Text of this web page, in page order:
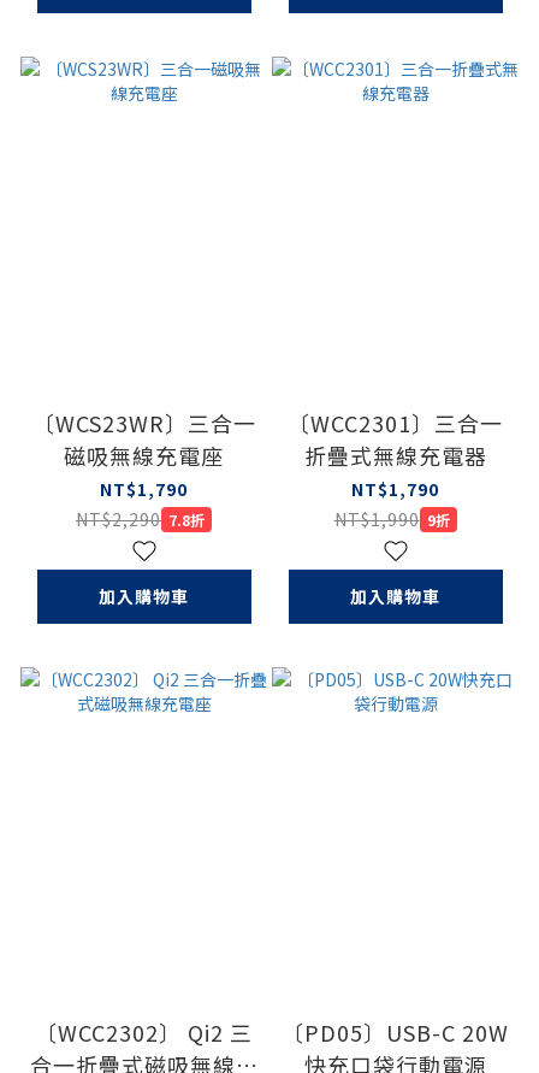
〔WCS23WR〕三合一
磁吸無線充電座
NT$1,790
NT$2,290 7.8折
加入購物車
〔WCC2301〕三合一
折疊式無線充電器
NT$1,790
NT$1,990 9折
加入購物車
〔WCC2302〕 Qi2 三
合一折疊式磁吸無線充
〔PD05〕USB-C 20W
快充口袋行動電源